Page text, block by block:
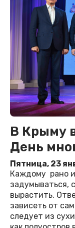
В Крыму
День
Пятница, 23
Каждому рано
задумываться,
вырастить.
зависеть от
следует из